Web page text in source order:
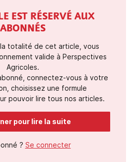
EST RÉSERVÉ AUX
ABONNÉS
totalité de cet article, vous
valide à Perspectives
Agricoles.
connectez-vous à votre
choisissez une formule
pouvoir lire tous nos articles.
pour lire la suite
? Se connecter